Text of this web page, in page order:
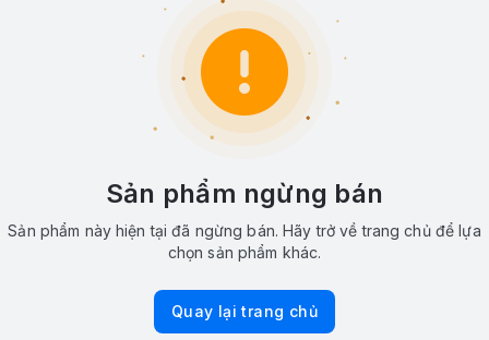
Sản phẩm ngừng bán
Sản phẩm này hiện tại đã ngừng bán. Hãy trở về trang chủ để lựa
chọn sản phẩm khác.
Quay lại trang chủ